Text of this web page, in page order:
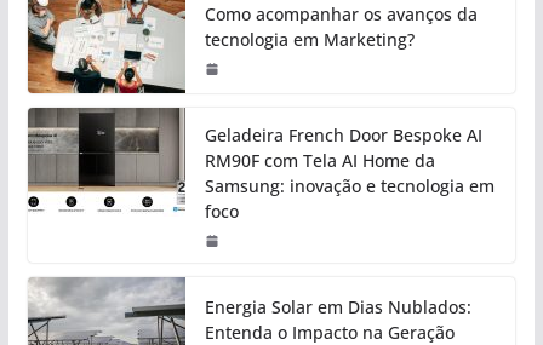
Como acompanhar os avanços da
tecnologia em Marketing?
Geladeira French Door Bespoke AI
RM90F com Tela AI Home da
Samsung: inovação e tecnologia em
foco
Energia Solar em Dias Nublados:
Entenda o Impacto na Geração